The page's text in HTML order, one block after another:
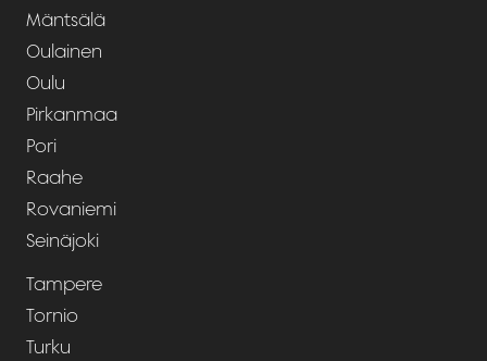
Mäntsälä
Oulainen
Oulu
Pirkanmaa
Pori
Raahe
Rovaniemi
Seinäjoki
Tampere
Tornio
Turku